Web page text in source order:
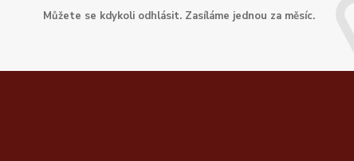
Můžete se kdykoli odhlásit. Zasíláme jednou za měsíc.